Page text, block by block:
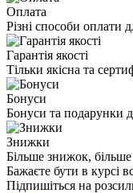
Оплата
Різні способи оплати
Гарантія якості
Тільки якісна та
Бонуси
Бонуси та подарунки
Знижки
Більше знижок,
Бажаєте бути в курсі
Підпишіться на